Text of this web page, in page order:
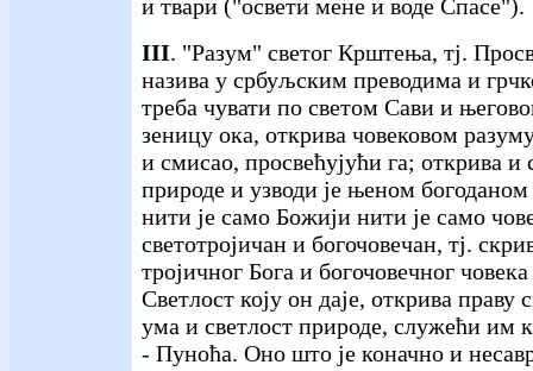
и твари ("освети мене и воде Спасе").
III. "Разум" светог Крштења, тј.
назива у србуљским преводима и
треба чувати по светом Сави и
зеницу ока, открива човековом
и смисао, просвећујући га; открива и
природе и узводи је њеном
нити је само Божији нити је само
светотројичан и богочовечан, тј.
тројичног Бога и богочовечног
Светлост коју он даје, открива праву
ума и светлост природе, служећи им
- Пуноћа. Оно што је коначно и